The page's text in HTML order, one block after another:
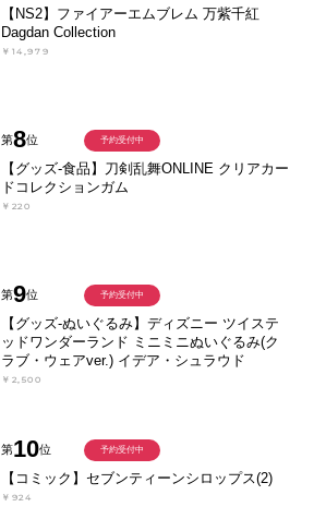
【NS2】ファイアーエムブレム 万紫千紅
Dagdan Collection
￥14,979
第8位
【グッズ-食品】刀剣乱舞ONLINE クリアカー
ドコレクションガム
￥220
予約受付中
第9位
【グッズ-ぬいぐるみ】ディズニー ツイステ
ッドワンダーランド ミニミニぬいぐるみ(ク
ラブ・ウェアver.) イデア・シュラウド
￥2,500
予約受付中
第10位
【コミック】セブンティーンシロップス(2)
￥924
予約受付中